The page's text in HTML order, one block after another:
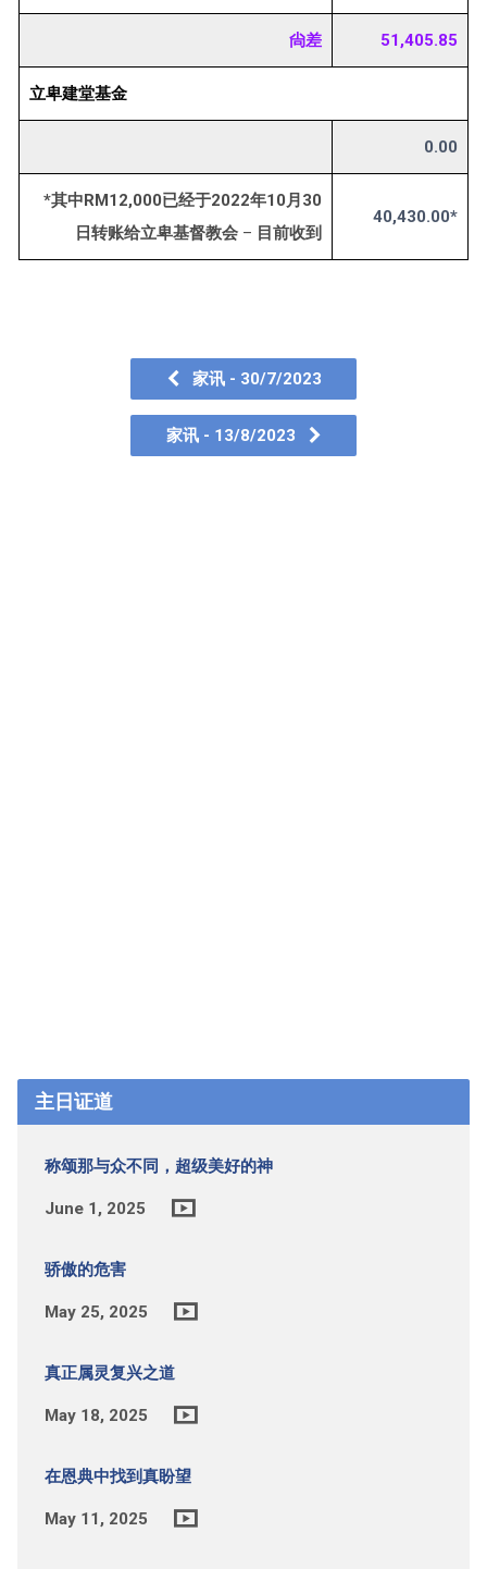
尙差 51,405.85
立卑建堂基金
0.00
*其中RM12,000已经于2022年10月30
日转账给立卑基督教会 – 目前收到
40,430.00*
家讯 - 30/7/2023
家讯 - 13/8/2023
主日证道
称颂那与众不同，超级美好的神
June 1, 2025
骄傲的危害
May 25, 2025
真正属灵复兴之道
May 18, 2025
在恩典中找到真盼望
May 11, 2025